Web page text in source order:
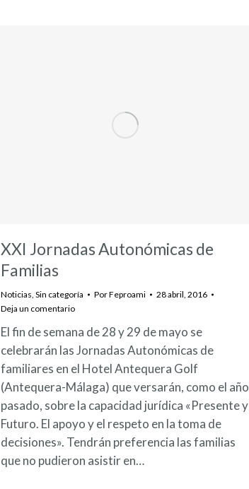
XXI Jornadas Autonómicas de
Familias
Noticias Sin categoría PorFeproami
28 abril, 2016
Deja un comentario
El fin de semana de 28 y 29 de mayo se
celebrarán las Jornadas Autonómicas de
familiares en el Hotel Antequera Golf
(Antequera-Málaga) que versarán, como el año
pasado, sobre la capacidad jurídica «Presente y
Futuro. El apoyo y el respeto en la toma de
decisiones». Tendrán preferencia las familias
que no pudieron asistir en…